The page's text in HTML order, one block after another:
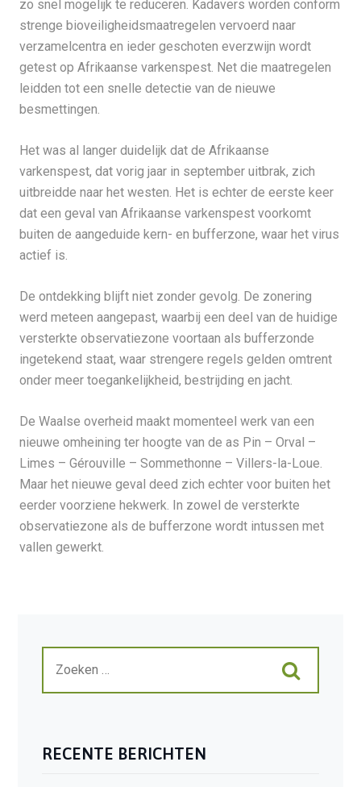
zo snel mogelijk te reduceren. Kadavers worden conform
strenge bioveiligheidsmaatregelen vervoerd naar
verzamelcentra en ieder geschoten everzwijn wordt
getest op Afrikaanse varkenspest. Net die maatregelen
leidden tot een snelle detectie van de nieuwe
besmettingen.
Het was al langer duidelijk dat de Afrikaanse
varkenspest, dat vorig jaar in september uitbrak, zich
uitbreidde naar het westen. Het is echter de eerste keer
dat een geval van Afrikaanse varkenspest voorkomt
buiten de aangeduide kern- en bufferzone, waar het virus
actief is.
De ontdekking blijft niet zonder gevolg. De zonering
werd meteen aangepast, waarbij een deel van de huidige
versterkte observatiezone voortaan als bufferzonde
ingetekend staat, waar strengere regels gelden omtrent
onder meer toegankelijkheid, bestrijding en jacht.
De Waalse overheid maakt momenteel werk van een
nieuwe omheining ter hoogte van de as Pin – Orval –
Limes – Gérouville – Sommethonne – Villers-la-Loue.
Maar het nieuwe geval deed zich echter voor buiten het
eerder voorziene hekwerk. In zowel de versterkte
observatiezone als de bufferzone wordt intussen met
vallen gewerkt.
RECENTE BERICHTEN